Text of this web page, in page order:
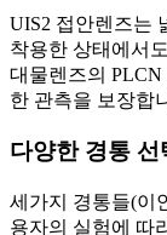
UIS2 접안렌즈는
착용한 상태에서
대물렌즈의
한 관측을 보장합
다양한 경통 선
세가지 경통들(이
용자의 실험에 따